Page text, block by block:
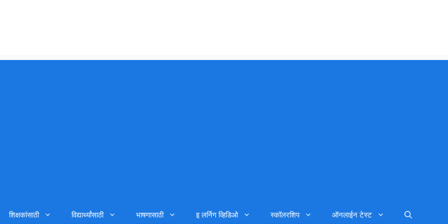
शिक्षकांसाठी विद्यार्थ्यांसाठी भाषणासाठी इ लर्निग व्हिडिओ स्कॉलरशिप ऑनलाईन टेस्ट